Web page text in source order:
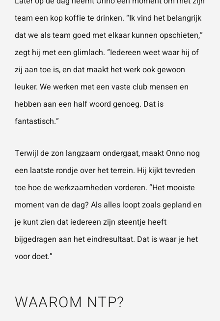
team een kop koffie te drinken. “Ik vind het belangrijk
dat we als team goed met elkaar kunnen opschieten,”
zegt hij met een glimlach. “Iedereen weet waar hij of
zij aan toe is, en dat maakt het werk ook gewoon
leuker. We werken met een vaste club mensen en
hebben aan een half woord genoeg. Dat is
fantastisch.”
Terwijl de zon langzaam ondergaat, maakt Onno nog
een laatste rondje over het terrein. Hij kijkt tevreden
toe hoe de werkzaamheden vorderen. “Het mooiste
moment van de dag? Als alles loopt zoals gepland en
je kunt zien dat iedereen zijn steentje heeft
bijgedragen aan het eindresultaat. Dat is waar je het
voor doet.”
WAAROM NTP?